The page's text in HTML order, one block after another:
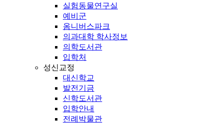
실험동물연구실
예비군
옴니버스파크
의과대학 학사정보
의학도서관
입학처
성신교정
대신학교
발전기금
신학도서관
입학안내
전례박물관